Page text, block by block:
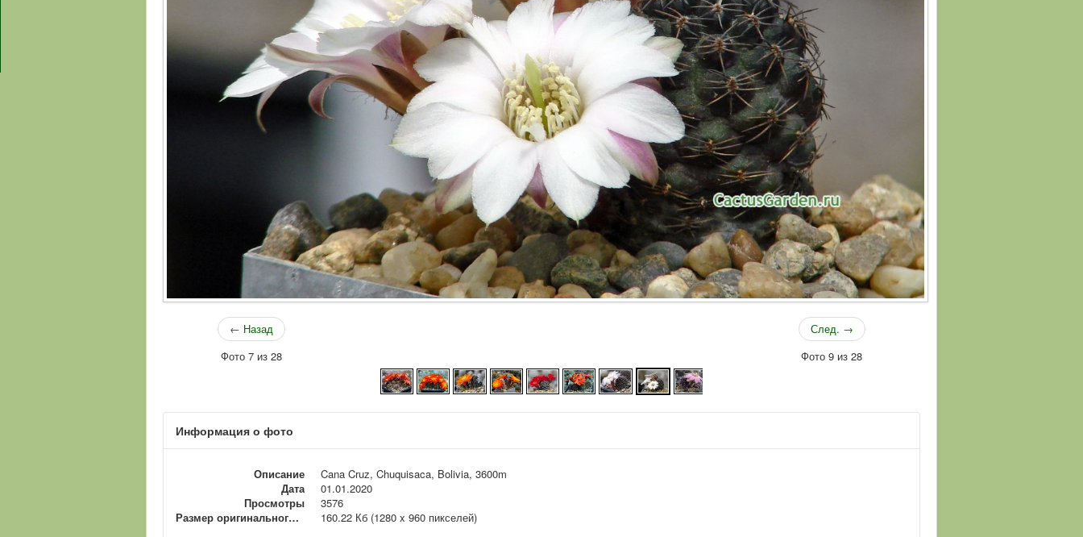
← Назад
Фото 7 из 28
След. →
Фото 9 из 28
Информация о фото
Описание
Cana Cruz, Chuquisaca, Bolivia, 3600m
Дата
01.01.2020
Просмотры
3576
Размер оригинального файла
160.22 Кб (1280 x 960 пикселей)